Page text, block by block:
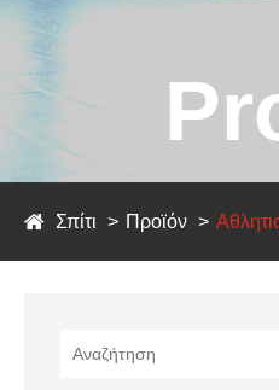
Σπίτι Προϊόν